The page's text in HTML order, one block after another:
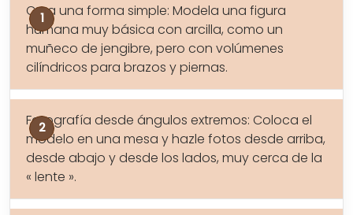
Crea una forma simple: Modela una figura
humana muy básica con arcilla, como un
muñeco de jengibre, pero con volúmenes
cilíndricos para brazos y piernas.
Fotografía desde ángulos extremos: Coloca el
modelo en una mesa y hazle fotos desde arriba,
desde abajo y desde los lados, muy cerca de la
« lente ».